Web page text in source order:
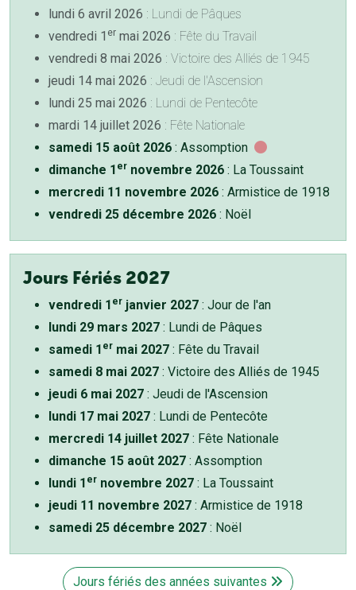
lundi 6 avril 2026 : Lundi de Pâques
vendredi 1 er mai 2026 : Fête du Travail
vendredi 8 mai 2026 : Victoire des Alliés de 1945
jeudi 14 mai 2026 : Jeudi de l'Ascension
lundi 25 mai 2026 : Lundi de Pentecôte
mardi 14 juillet 2026 : Fête Nationale
samedi 15 août 2026 : Assomption
dimanche 1 er novembre 2026 : La Toussaint
mercredi 11 novembre 2026 : Armistice de 1918
vendredi 25 décembre 2026 : Noël
Jours Fériés 2027
vendredi 1 er janvier 2027 : Jour de l'an
lundi 29 mars 2027 : Lundi de Pâques
samedi 1 er mai 2027 : Fête du Travail
samedi 8 mai 2027 : Victoire des Alliés de 1945
jeudi 6 mai 2027 : Jeudi de l'Ascension
lundi 17 mai 2027 : Lundi de Pentecôte
mercredi 14 juillet 2027 : Fête Nationale
dimanche 15 août 2027 : Assomption
lundi 1 er novembre 2027 : La Toussaint
jeudi 11 novembre 2027 : Armistice de 1918
samedi 25 décembre 2027 : Noël
Jours fériés des années suivantes